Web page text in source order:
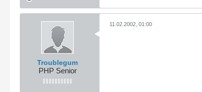
Troublegum
PHP Senior
11.02.2002, 01:00